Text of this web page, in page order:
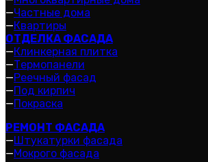
—Частные дома
—Квартиры
ОТДЕЛКА ФАСАДА
—Клинкерная плитка
—Термопанели
—Реечный фасад
—Под кирпич
—Покраска
РЕМОНТ ФАСАДА
—Штукатурки фасада
—Мокрого фасада